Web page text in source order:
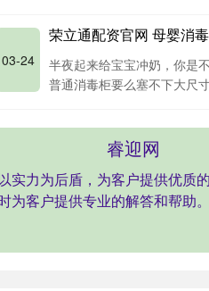
03-24
荣立通配资官网 母婴消
半夜起来给宝宝冲奶，你是
普通消毒柜要么塞不下大尺
睿迎网
力为后盾，为客户提供优
客户提供专业的解答和帮助。